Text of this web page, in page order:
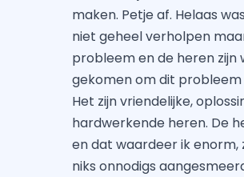
maken. Petje af. Helaas
niet geheel verholpen
probleem en de heren zijn
gekomen om dit probleem
Het zijn vriendelijke,
hardwerkende heren. De
en dat waardeer ik enorm,
niks onnodigs